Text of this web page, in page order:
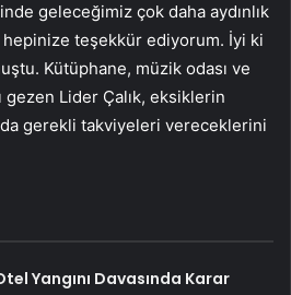
geleceğimiz çok daha aydınlık
teşekkür ediyorum. İyi ki
Kütüphane, müzik odası ve
gezen Lider Çalık, eksiklerin
gerekli takviyeleri vereceklerini
Yangını Davasında Karar